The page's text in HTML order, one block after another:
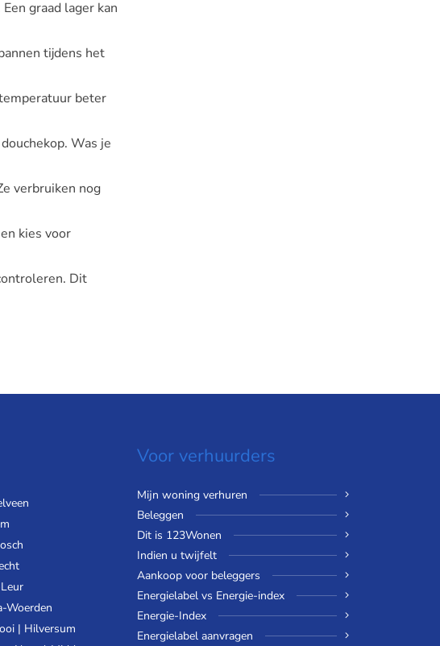
graad lager kan
tijdens het
beter
Was je
verbruiken nog
kies voor
Dit
Woerden
| Hilversum
Voor verhuurders
Mijn woning verhuren
Beleggen
Dit is 123Wonen
Indien u twijfelt
Aankoop voor beleggers
Energielabel vs Energie-index
Energie-Index
Energielabel aanvragen